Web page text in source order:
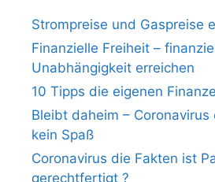
Strompreise und Gaspreise
Finanzielle Freiheit –
Unabhängigkeit erreichen
10 Tipps die eigenen
Bleibt daheim –
kein Spaß
Coronavirus die Fakten ist
gerechtfertigt ?